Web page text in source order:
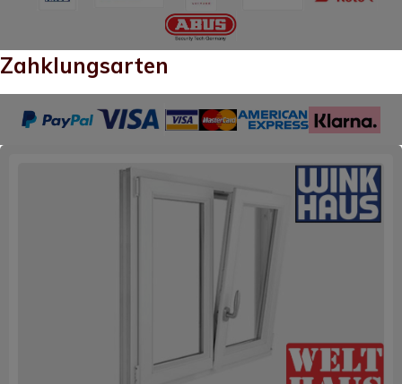
Zahklungsarten